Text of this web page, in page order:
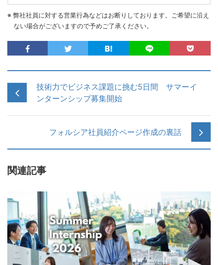
※ 弊社社員に対する営業行為などはお断りしております。ご希望に沿え
ない場合がございますので予めご了承ください。
技術力でビジネス課題に挑む5日間 サマーイ
ンターンシップ募集開始
フォルシア社員紹介ページ作成の裏話
関連記事